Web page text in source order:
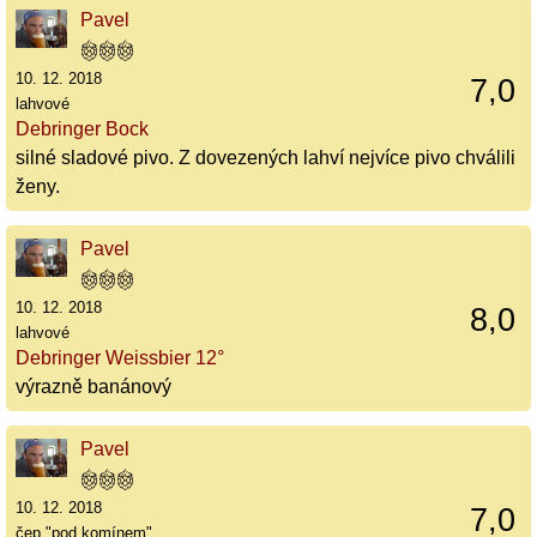
Pavel
7,0
10. 12. 2018
lahvové
Debringer Bock
silné sladové pivo. Z dovezených lahví nejvíce pivo chválili
ženy.
Pavel
8,0
10. 12. 2018
lahvové
Debringer Weissbier 12°
výrazně banánový
Pavel
7,0
10. 12. 2018
čep "pod komínem"